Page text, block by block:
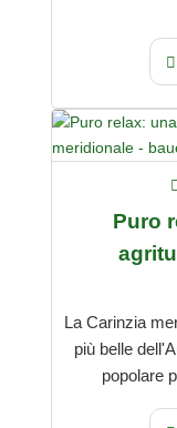
Puro
La Carinzia
più belle
popolare